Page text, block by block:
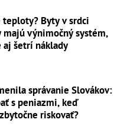
Byty v srdci
majú výnimočný systém,
aj šetrí náklady
správanie Slovákov:
s peniazmi, keď
riskovať?